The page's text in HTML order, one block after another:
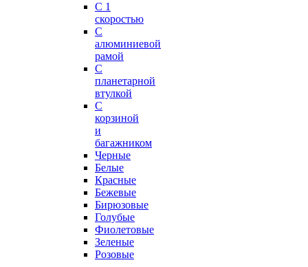
С 1
скоростью
С
алюминиевой
рамой
С
планетарной
втулкой
С
корзиной
и
багажником
Черные
Белые
Красные
Бежевые
Бирюзовые
Голубые
Фиолетовые
Зеленые
Розовые